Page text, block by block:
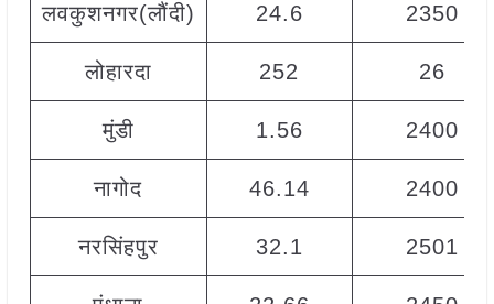
लवकुशनगर(लौंदी) 24.6 2350
लोहारदा 252 26
मुंडी 1.56 2400
नागोद 46.14 2400
नरसिंहपुर 32.1 2501